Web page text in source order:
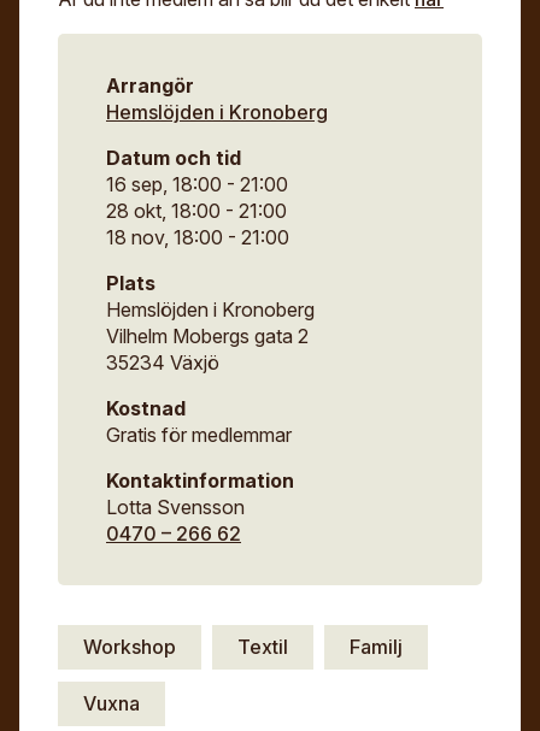
Arrangör
Hemslöjden i Kronoberg
Datum och tid
16 sep, 18:00 - 21:00
28 okt, 18:00 - 21:00
18 nov, 18:00 - 21:00
Plats
Hemslöjden i Kronoberg
Vilhelm Mobergs gata 2
35234 Växjö
Kostnad
Gratis för medlemmar
Kontaktinformation
Lotta Svensson
0470 – 266 62
Workshop Textil Familj
Vuxna
för att hantera din anmälan och lämnas aldrig ut till
något företag, annan organisation eller privatperson.